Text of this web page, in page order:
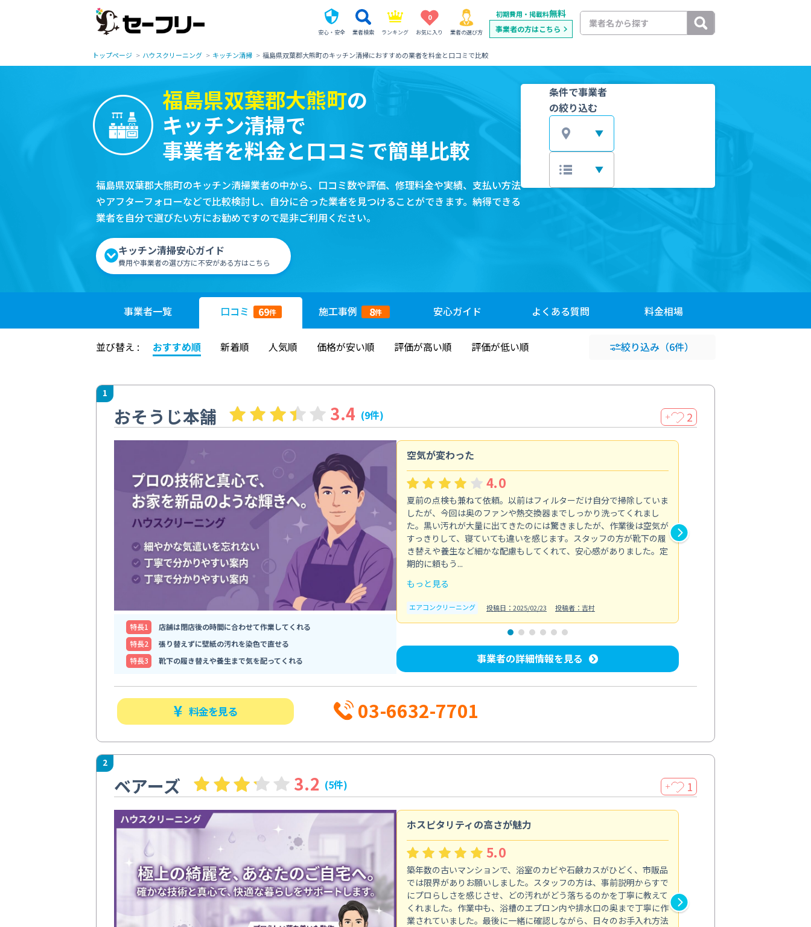
安心・安全 業者検索 ランキング
0
お気に入り 業者の選び方
初期費用・掲載料無料
事業者の方はこちら
トップページ ハウスクリーニング キッチン清掃 福島県双葉郡大熊町のキッチン清掃におすすめの業者を料金と口コミで比較
福島県双葉郡大熊町の
キッチン清掃で
事業者を料金と口コミで簡単比較
福島県双葉郡大熊町のキッチン清掃業者の中から、口コミ数や評価、修理料金や実績、支払い方法
やアフターフォローなどで比較検討し、自分に合った業者を見つけることができます。納得できる
業者を自分で選びたい方にお勧めですので是非ご利用ください。
キッチン清掃安心ガイド
費用や事業者の選び方に不安がある方はこちら
条件で事業者
の絞り込む
事業者一覧 口コミ 69件 施工事例 8件 安心ガイド よくある質問 料金相場
並び替え : おすすめ順 新着順 人気順 価格が安い順 評価が高い順 評価が低い順 絞り込み （6件）
1
おそうじ本舗 3.4 (9件) ＋ 2
特⻑1
店舗は閉店後の時間に合わせて作業してくれる
特⻑2
張り替えずに壁紙の汚れを染色で直せる
特⻑3
靴下の履き替えや養生まで気を配ってくれる
空気が変わった
4.0
夏前の点検も兼ねて依頼。以前はフィルターだけ自分で掃除していま
したが、今回は奥のファンや熱交換器までしっかり洗ってくれまし
た。黒い汚れが大量に出てきたのには驚きましたが、作業後は空気が
すっきりして、寝ていても違いを感じます。スタッフの方が靴下の履
き替えや養生など細かな配慮もしてくれて、安心感がありました。定
期的に頼もう...
もっと見る
エアコンクリーニング 投稿日：2025/02/23 投稿者：吉村
事業者の詳細情報を見る
料金を見る 03-6632-7701
2
ベアーズ 3.2 (5件) ＋ 1
ホスピタリティの高さが魅力
5.0
築年数の古いマンションで、浴室のカビや石鹸カスがひどく、市販品
では限界がありお願いしました。スタッフの方は、事前説明からすで
にプロらしさを感じさせ、どの汚れがどう落ちるのかを丁寧に教えて
くれました。作業中も、浴槽のエプロン内や排水口の奥まで丁寧に作
業されていました。最後に一緒に確認しながら、日々のお手入れ方法